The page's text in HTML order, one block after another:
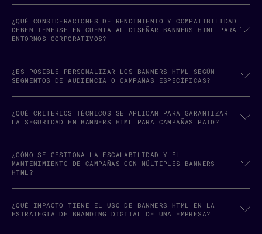
¿QUÉ CONSIDERACIONES DE RENDIMIENTO Y COMPATIBILIDAD
DEBEN TENERSE EN CUENTA AL DISEÑAR BANNERS HTML PARA
ENTORNOS CORPORATIVOS?
¿ES POSIBLE PERSONALIZAR LOS BANNERS HTML SEGÚN
SEGMENTOS DE AUDIENCIA O CAMPAÑAS ESPECÍFICAS?
¿QUÉ CRITERIOS TÉCNICOS SE APLICAN PARA GARANTIZAR
LA SEGURIDAD EN BANNERS HTML PARA CAMPAÑAS PAID?
¿CÓMO SE GESTIONA LA ESCALABILIDAD Y EL
MANTENIMIENTO DE CAMPAÑAS CON MÚLTIPLES BANNERS
HTML?
¿QUÉ IMPACTO TIENE EL USO DE BANNERS HTML EN LA
ESTRATEGIA DE BRANDING DIGITAL DE UNA EMPRESA?